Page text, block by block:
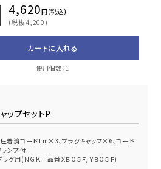
4,620円(税込)
(税抜 4,200)
カートに入れる
使用個数：1
ップセットP
着済コード1m×3､プラグキャップ×6､コード
ンプ付
グ用(ＮＧＫ 品番ＸＢ０５Ｆ,ＹＢ０５Ｆ)